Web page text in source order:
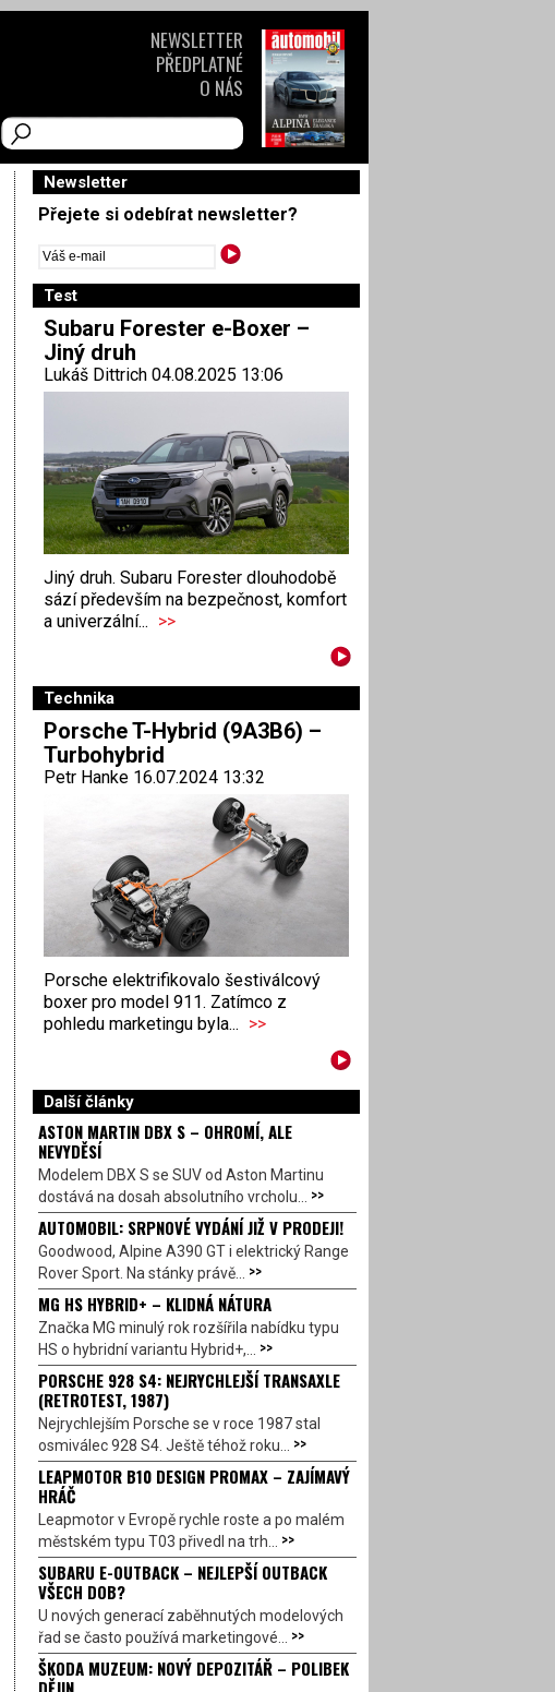
Newsletter
Přejete si odebírat newsletter?
Test
Subaru Forester e-Boxer –
Jiný druh
Lukáš Dittrich 04.08.2025 13:06
Jiný druh. Subaru Forester dlouhodobě
sází především na bezpečnost, komfort
a univerzální... >>
Technika
Porsche T-Hybrid (9A3B6) –
Turbohybrid
Petr Hanke 16.07.2024 13:32
Porsche elektrifikovalo šestiválcový
boxer pro model 911. Zatímco z
pohledu marketingu byla... >>
Další články
ASTON MARTIN DBX S – OHROMÍ, ALE
NEVYDĚSÍ
Modelem DBX S se SUV od Aston Martinu
dostává na dosah absolutního vrcholu... >>
AUTOMOBIL: SRPNOVÉ VYDÁNÍ JIŽ V PRODEJI!
Goodwood, Alpine A390 GT i elektrický Range
Rover Sport. Na stánky právě... >>
MG HS HYBRID+ – KLIDNÁ NÁTURA
Značka MG minulý rok rozšířila nabídku typu
HS o hybridní variantu Hybrid+,... >>
PORSCHE 928 S4: NEJRYCHLEJŠÍ TRANSAXLE
(RETROTEST, 1987)
Nejrychlejším Porsche se v roce 1987 stal
osmiválec 928 S4. Ještě téhož roku... >>
LEAPMOTOR B10 DESIGN PROMAX – ZAJÍMAVÝ
HRÁČ
Leapmotor v Evropě rychle roste a po malém
městském typu T03 přivedl na trh... >>
SUBARU E-OUTBACK – NEJLEPŠÍ OUTBACK
VŠECH DOB?
U nových generací zaběhnutých modelových
řad se často používá marketingové... >>
ŠKODA MUZEUM: NOVÝ DEPOZITÁŘ – POLIBEK
DĚJIN
NEWSLETTER
PŘEDPLATNÉ
O NÁS